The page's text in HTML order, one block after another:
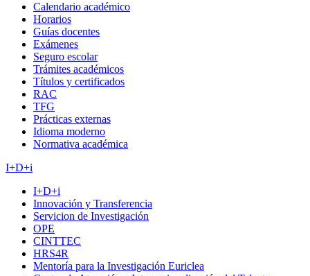
Calendario académico
Horarios
Guías docentes
Exámenes
Seguro escolar
Trámites académicos
Títulos y certificados
RAC
TFG
Prácticas externas
Idioma moderno
Normativa académica
I+D+i
I+D+i
Innovación y Transferencia
Servicion de Investigación
OPE
CINTTEC
HRS4R
Mentoría para la Investigación Euriclea